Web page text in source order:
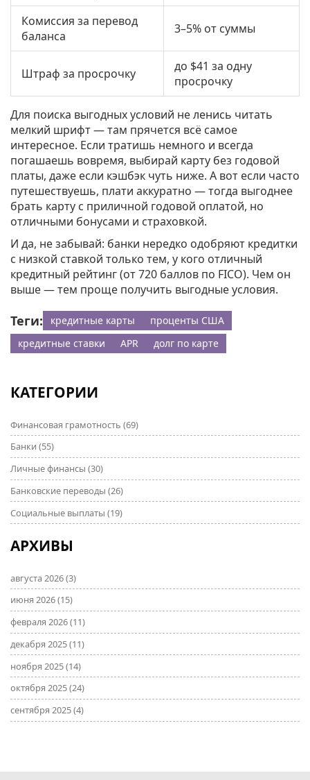
Комиссия за перевод
баланса
3–5% от суммы
Штраф за просрочку
до $41 за одну
просрочку
Для поиска выгодных условий не ленись читать
мелкий шрифт — там прячется всё самое
интересное. Если тратишь немного и всегда
погашаешь вовремя, выбирай карту без годовой
платы, даже если кэшбэк чуть ниже. А вот если часто
путешествуешь, плати аккуратно — тогда выгоднее
брать карту с приличной годовой оплатой, но
отличными бонусами и страховкой.
И да, не забывай: банки нередко одобряют кредитки
с низкой ставкой только тем, у кого отличный
кредитный рейтинг (от 720 баллов по FICO). Чем он
выше — тем проще получить выгодные условия.
Теги: кредитные карты
проценты США
кредитные ставки
APR долг по карте
КАТЕГОРИИ
Финансовая грамотность (69)
Банки (55)
Личные финансы (30)
Банковские переводы (26)
Социальные выплаты (19)
АРХИВЫ
августа 2026(3)
июня 2026(15)
февраля 2026(11)
декабря 2025(11)
ноября 2025(14)
октября 2025(24)
сентября 2025(4)